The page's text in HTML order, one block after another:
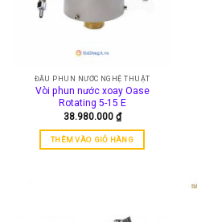
chọn
thể
chọn
trên
trang
sản
phẩm
ĐẦU PHUN NƯỚC NGHỆ THUẬT
Vòi phun nước xoay Oase
Rotating 5-15 E
38.980.000 ₫
THÊM VÀO GIỎ HÀNG